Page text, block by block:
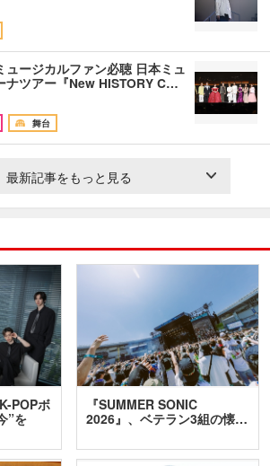
ージカルファン必聴 日本ミュ
ナツアー『New HISTORY C…
舞台
最新記事をもっと見る
POPボ
”を
『SUMMER SONIC
2026』、ベテラン3組の懐…